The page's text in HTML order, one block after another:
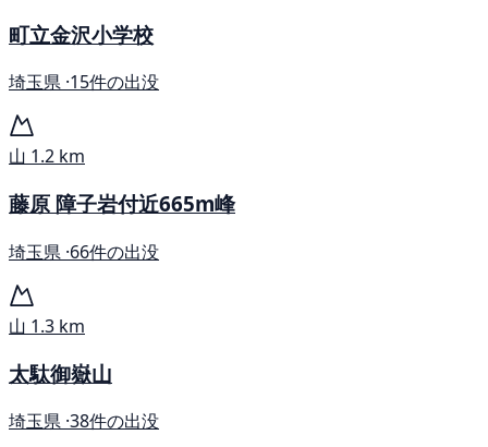
町立金沢小学校
埼玉県 ·15件の出没
山 1.2 km
藤原 障子岩付近665m峰
埼玉県 ·66件の出没
山 1.3 km
太駄御嶽山
埼玉県 ·38件の出没